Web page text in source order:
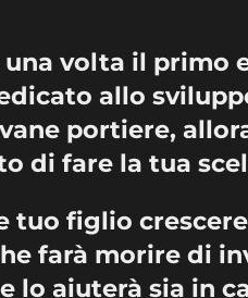
una volta il primo
allo
portiere,
di fare la tua
tuo figlio
farà morire di
lo aiuterà sia in